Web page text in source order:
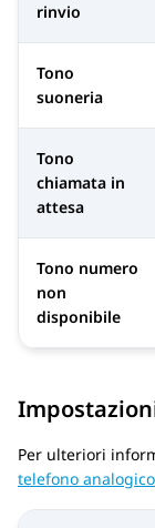
rinvio
Tono
suoneria
Tono
chiamata in
attesa
Tono numero
non
disponibile
Per ulteriori
telefono analogico